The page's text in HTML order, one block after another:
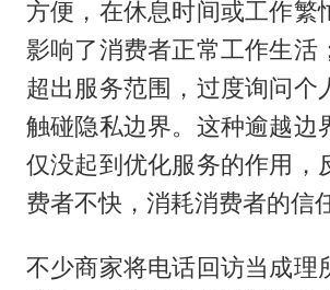
方便，在休息时间或工作繁
影响了消费者正常工作生活
超出服务范围，过度询问个
触碰隐私边界。这种逾越边
仅没起到优化服务的作用，
费者不快，消耗消费者的信
不少商家将电话回访当成理